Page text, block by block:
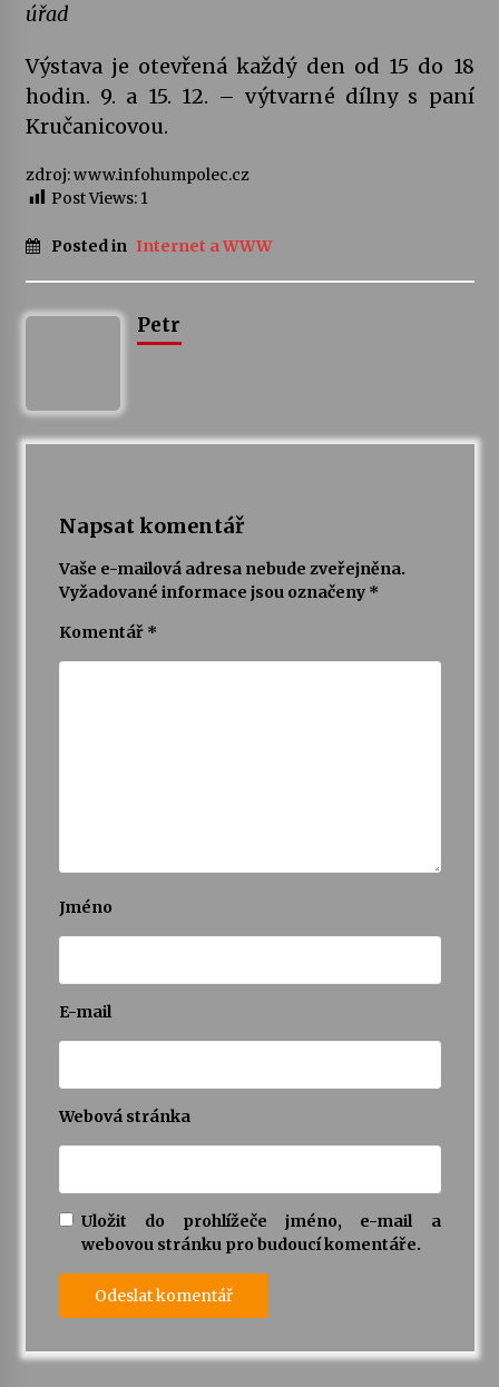
28. 7. 2026
Votavžatský ploty
Ozvěny prázdnin
odkaz Josefa Čapka
13. 7. 2026
Želiv
úřad
Výstava je otevřená každý den od 15 do 18
hodin. 9. a 15. 12. – výtvarné dílny s paní
Kručanicovou.
zdroj: www.infohumpolec.cz
Post Views: 1
Posted in Internet a WWW
Petr
Napsat komentář
Vaše e-mailová adresa nebude zveřejněna.
Vyžadované informace jsou označeny *
Komentář *
Jméno
E-mail
Webová stránka
Uložit do prohlížeče jméno, e-mail a
webovou stránku pro budoucí komentáře.